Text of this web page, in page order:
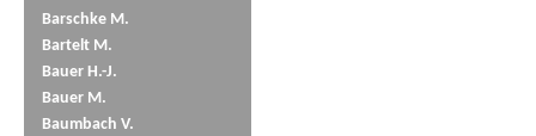
Barschke M.
Bartelt M.
Bauer H.-J.
Bauer M.
Baumbach V.